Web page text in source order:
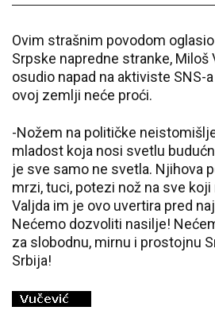
Ovim strašnim povodom
Srpske napredne stranke,
osudio napad na aktiviste SNS-
ovoj zemlji neće proći.
-Nožem na političke
mladost koja nosi svetlu
je sve samo ne svetla. Njihova
mrzi, tuci, potezi nož na sve
Valjda im je ovo uvertira pred
Nećemo dozvoliti nasilje!
za slobodnu, mirnu i prostojnu
Srbija!